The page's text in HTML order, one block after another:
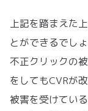
上記を踏まえた
とができるでし
不正クリックの
をしてもCVRが
被害を受けてい